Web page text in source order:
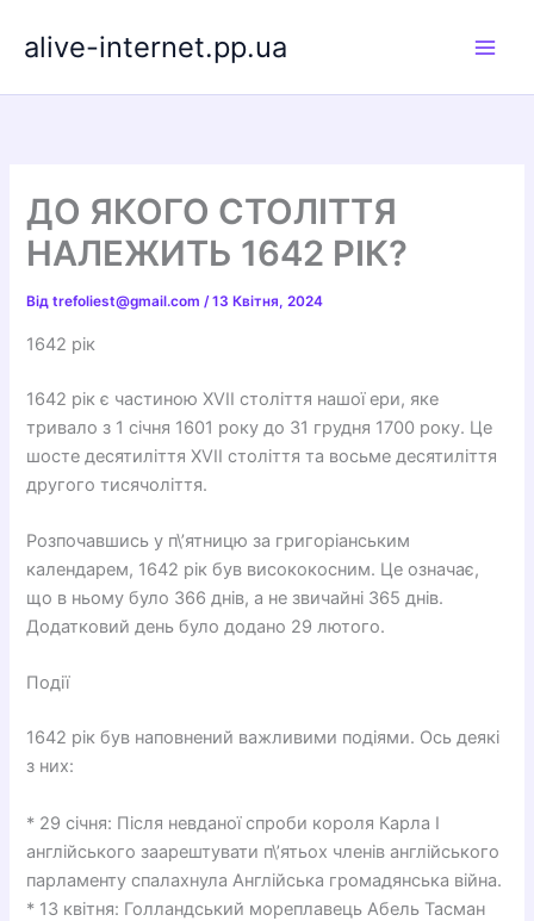
alive-internet.pp.ua
ДО ЯКОГО СТОЛІТТЯ
НАЛЕЖИТЬ 1642 РІК?
Відtrefoliest@gmail.com/13 Квітня, 2024
1642 рік
1642 рік є частиною XVII століття нашої ери, яке
тривало з 1 січня 1601 року до 31 грудня 1700 року. Це
шосте десятиліття XVII століття та восьме десятиліття
другого тисячоліття.
Розпочавшись у п\’ятницю за григоріанським
календарем, 1642 рік був висококосним. Це означає,
що в ньому було 366 днів, а не звичайні 365 днів.
Додатковий день було додано 29 лютого.
Події
1642 рік був наповнений важливими подіями. Ось деякі
з них:
* 29 січня: Після невданої спроби короля Карла I
англійського заарештувати п\’ятьох членів англійського
парламенту спалахнула Англійська громадянська війна.
* 13 квітня: Голландський мореплавець Абель Тасман